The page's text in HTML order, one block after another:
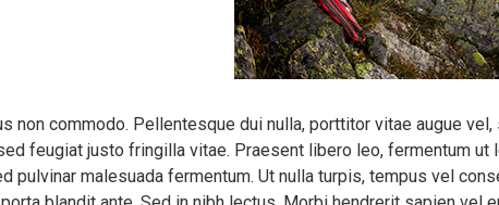
non commodo. Pellentesque dui nulla, porttitor vitae augue
feugiat justo fringilla vitae. Praesent libero leo, fermentum
pulvinar malesuada fermentum. Ut nulla turpis, tempus vel